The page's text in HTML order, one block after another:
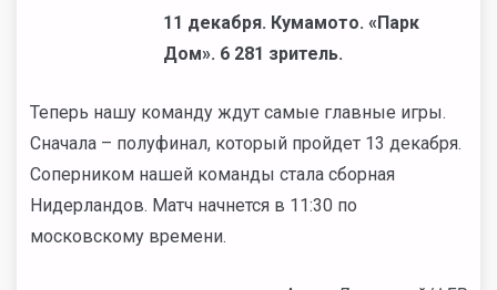
11 декабря. Кумамото. «Парк
Дом». 6 281 зритель.
Теперь нашу команду ждут самые главные игры.
Сначала – полуфинал, который пройдет 13 декабря.
Соперником нашей команды стала сборная
Нидерландов. Матч начнется в 11:30 по
московскому времени.